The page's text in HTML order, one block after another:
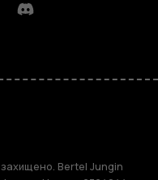
Discord
Bertel Jungin